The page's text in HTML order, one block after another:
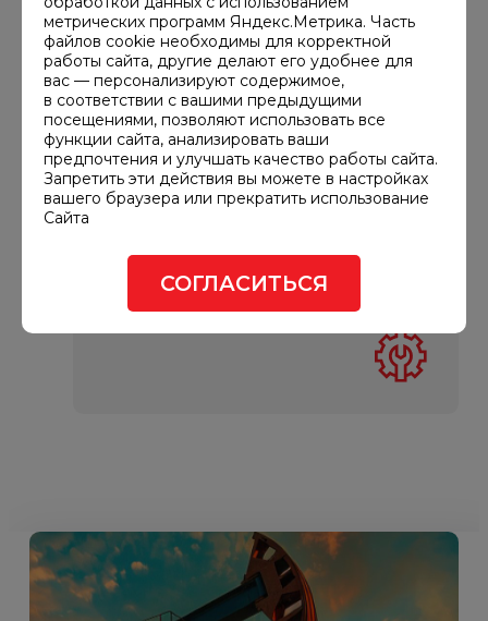
нескольких десятков МВт
Простота в эксплуатации
Удобный доступ ко всем
ремонт электростанций и их
обслуживание на месте
метрических программ Яндекс.Метрика. Часть
файлов cookie необходимы для корректной
работы сайта, другие делают его удобнее для
вас — персонализируют содержимое,
в соответствии с вашими предыдущими
посещениями, позволяют использовать все
функции сайта, анализировать ваши
предпочтения и улучшать качество работы сайта.
Запретить эти действия вы можете в настройках
вашего браузера или прекратить использование
Сайта
СОГЛАСИТЬСЯ